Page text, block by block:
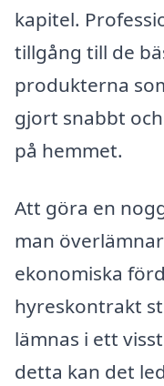
kapitel.
tillgång till de
produkterna
gjort snabbt
på hemmet.
Att göra en
man
ekonomiska
hyreskontrakt
lämnas i ett
detta kan det